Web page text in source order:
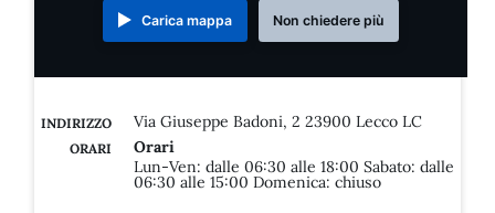
Carica mappa Non chiedere più
INDIRIZZO Via Giuseppe Badoni, 2 23900 Lecco LC
ORARI
Orari
Lun-Ven: dalle 06:30 alle 18:00 Sabato: dalle
06:30 alle 15:00 Domenica: chiuso